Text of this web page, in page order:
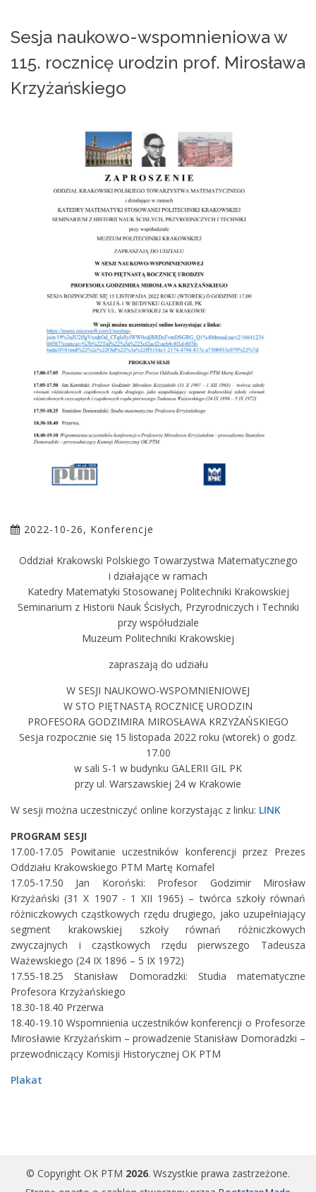
Sesja naukowo-wspomnieniowa w
115. rocznicę urodzin prof. Mirosława
Krzyżańskiego
2022-10-26, Konferencje
Oddział Krakowski Polskiego Towarzystwa Matematycznego
i działające w ramach
Katedry Matematyki Stosowanej Politechniki Krakowskiej
Seminarium z Historii Nauk Ścisłych, Przyrodniczych i Techniki
przy współudziale
Muzeum Politechniki Krakowskiej
zapraszają do udziału
W SESJI NAUKOWO-WSPOMNIENIOWEJ
W STO PIĘTNASTĄ ROCZNICĘ URODZIN
PROFESORA GODZIMIRA MIROSŁAWA KRZYŻAŃSKIEGO
Sesja rozpocznie się 15 listopada 2022 roku (wtorek) o godz.
17.00
w sali S-1 w budynku GALERII GIL PK
przy ul. Warszawskiej 24 w Krakowie
W sesji można uczestniczyć online korzystając z linku: LINK
PROGRAM SESJI
17.00-17.05 Powitanie uczestników konferencji przez Prezes
Oddziału Krakowskiego PTM Martę Kornafel
17.05-17.50 Jan Koroński: Profesor Godzimir Mirosław
Krzyżański (31 X 1907 - 1 XII 1965) – twórca szkoły równań
różniczkowych cząstkowych rzędu drugiego, jako uzupełniający
segment krakowskiej szkoły równań różniczkowych
zwyczajnych i cząstkowych rzędu pierwszego Tadeusza
Ważewskiego (24 IX 1896 – 5 IX 1972)
17.55-18.25 Stanisław Domoradzki: Studia matematyczne
Profesora Krzyżańskiego
18.30-18.40 Przerwa
18.40-19.10 Wspomnienia uczestników konferencji o Profesorze
Mirosławie Krzyżańskim – prowadzenie Stanisław Domoradzki –
przewodniczący Komisji Historycznej OK PTM
Plakat
© Copyright OK PTM 2026. Wszystkie prawa zastrzeżone.